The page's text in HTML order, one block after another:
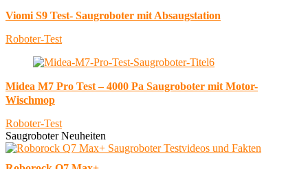
Viomi S9 Test- Saugroboter mit Absaugstation
Roboter-Test
Midea M7 Pro Test – 4000 Pa Saugroboter mit Motor-
Wischmop
Roboter-Test
Saugroboter Neuheiten